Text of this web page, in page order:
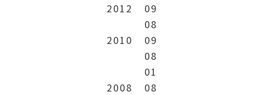
2012
09
08
2010
09
08
01
2008
08